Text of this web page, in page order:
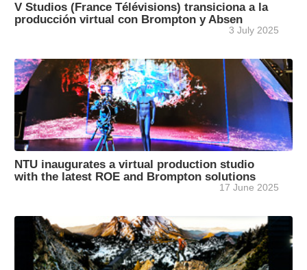
V Studios (France Télévisions) transiciona a la
producción virtual con Brompton y Absen
3 July 2025
NTU inaugurates a virtual production studio
with the latest ROE and Brompton solutions
17 June 2025